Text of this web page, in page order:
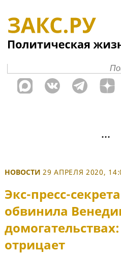
НОВОСТИ 29 АПРЕЛЯ 2020,
Экс-пресс-
обвинила
отрицает